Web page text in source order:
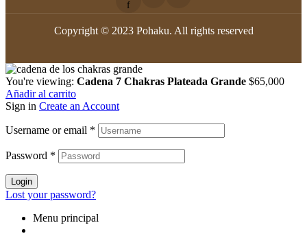
f
Copyright © 2023 Pohaku. All rights reserved
You're viewing: Cadena 7 Chakras Plateada Grande $65,000
Añadir al carrito
Sign in Create an Account
Username or email *
Password *
Login
Lost your password?
Menu principal